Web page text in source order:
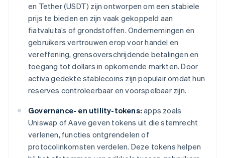
en Tether (USDT) zijn ontworpen om een stabiele
prijs te bieden en zijn vaak gekoppeld aan
fiatvaluta’s of grondstoffen. Ondernemingen en
gebruikers vertrouwen erop voor handel en
vereffening, grensoverschrijdende betalingen en
toegang tot dollars in opkomende markten. Door
activa gedekte stablecoins zijn populair omdat hun
reserves controleerbaar en voorspelbaar zijn.
Governance- en utility-tokens: apps zoals
Uniswap of Aave geven tokens uit die stemrecht
verlenen, functies ontgrendelen of
protocolinkomsten verdelen. Deze tokens helpen